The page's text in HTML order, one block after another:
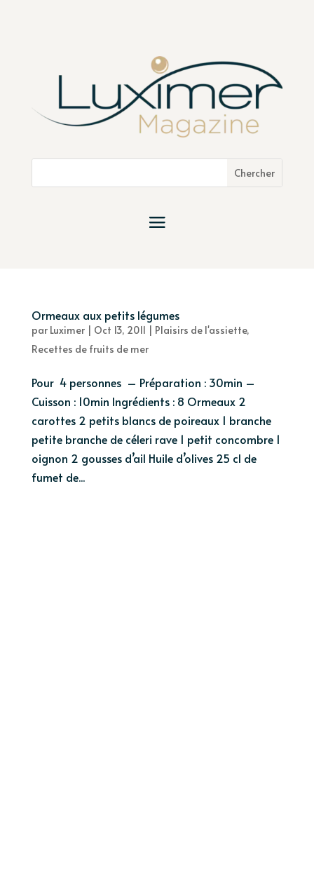
Ormeaux aux petits légumes
par Luximer| Oct 13, 2011 | Plaisirs de l'assiette,
Recettes de fruits de mer
Pour 4 personnes – Préparation : 30min –
Cuisson : 10min Ingrédients : 8 Ormeaux 2
carottes 2 petits blancs de poireaux 1 branche
petite branche de céleri rave 1 petit concombre 1
oignon 2 gousses d’ail Huile d’olives 25 cl de
fumet de...